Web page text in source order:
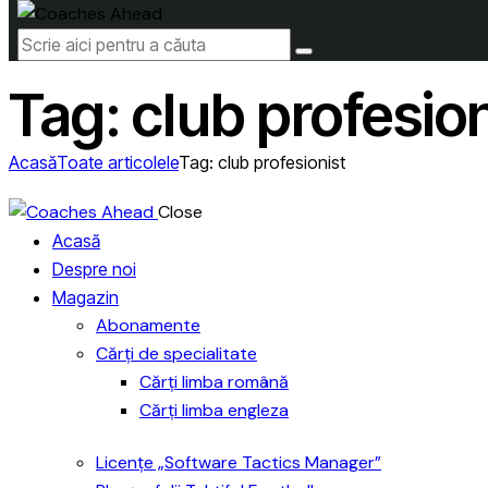
Tag: club
AcasăToate articoleleTag: club profesionist
Close
Acasă
Despre noi
Magazin
Abonamente
Cărți de specialitate
Cărți limba română
Cărți limba engleza
Licențe „Software Tactics Manager”